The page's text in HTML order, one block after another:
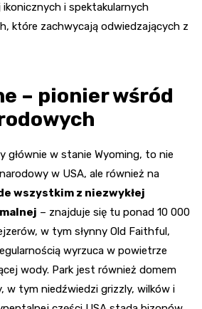
i spektakularnych
które zachwycają odwiedzających z
– pionier wśród
głównie w stanie Wyoming, to nie
w USA, ale również na
wszystkim z niezwykłej
– znajduje się tu ponad 10 000
w tym słynny Old Faithful,
wyrzuca w powietrze
wody. Park jest również domem
w tym niedźwiedzi grizzly, wilków i